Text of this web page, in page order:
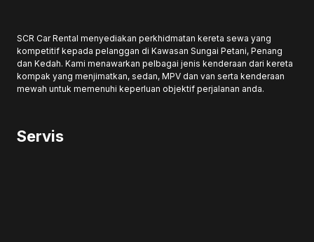
SCR Car Rental menyediakan perkhidmatan kereta sewa yang
kompetitif kepada pelanggan di Kawasan Sungai Petani, Penang
dan Kedah. Kami menawarkan pelbagai jenis kenderaan dari kereta
kompak yang menjimatkan, sedan, MPV dan van serta kenderaan
mewah untuk memenuhi keperluan objektif perjalanan anda.
Servis